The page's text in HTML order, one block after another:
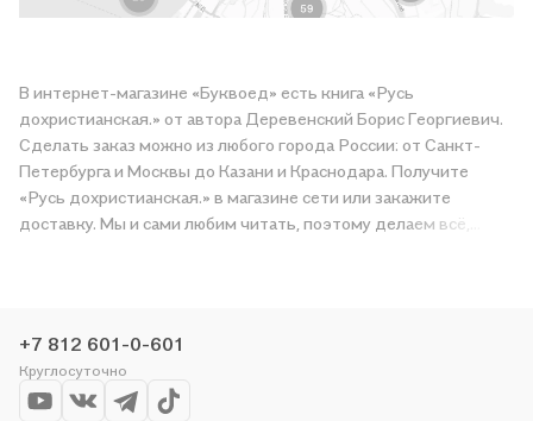
В интернет-магазине «Буквоед» есть книга «Русь
дохристианская.» от автора Деревенский Борис Георгиевич.
Сделать заказ можно из любого города России: от Санкт-
Петербурга и Москвы до Казани и Краснодара. Получите
«Русь дохристианская.» в магазине сети или закажите
доставку. Мы и сами любим читать, поэтому делаем всё,
+7 812 601-0-601
Круглосуточно